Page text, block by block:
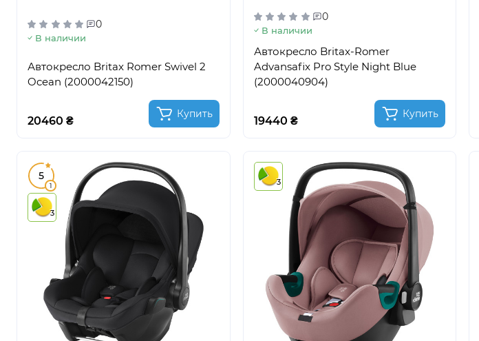
0
В наличии
Автокресло Britax Romer Swivel 2
Ocean (2000042150)
20460 ₴
Купить
0
В наличии
Автокресло Britax-Romer
Advansafix Pro Style Night Blue
(2000040904)
19440 ₴
Купить
5
1
3
3